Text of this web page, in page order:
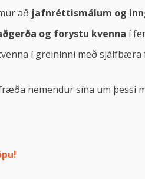
að jafnréttismálum og
og forystu kvenna í
í greininni með sjálfbæra
nemendur sína um þessi